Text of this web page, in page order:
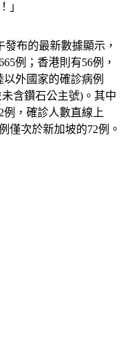
慢半拍」，我國知名法
布的最新數據顯示，
例；香港則有56例，
以外國家的確診病例
含鑽石公主號)。其中
例，確診人數直線上